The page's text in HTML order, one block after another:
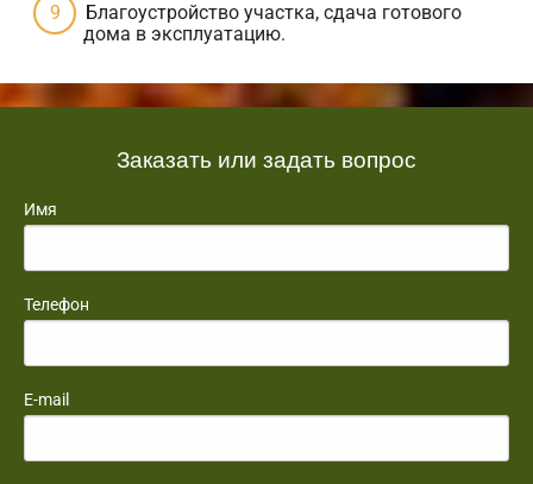
Благоустройство участка, сдача готового
дома в эксплуатацию.
Заказать или задать вопрос
Имя
Телефон
E-mail